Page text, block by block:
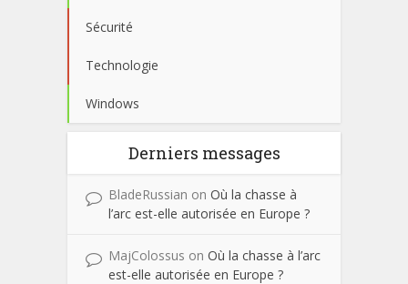
Sécurité
Technologie
Windows
Derniers messages
BladeRussian on Où la chasse à
l’arc est-elle autorisée en Europe ?
MajColossus on Où la chasse à l’arc
est-elle autorisée en Europe ?